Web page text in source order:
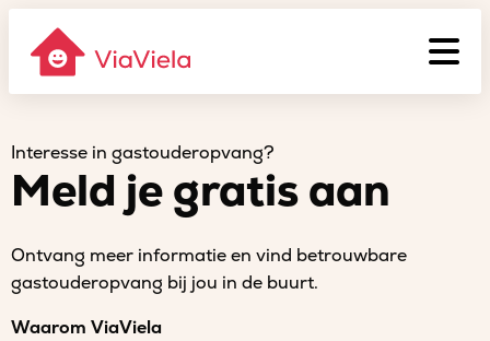
Interesse in gastouderopvang?
Meld je gratis aan
Ontvang meer informatie en vind betrouwbare
gastouderopvang bij jou in de buurt.
Waarom ViaViela